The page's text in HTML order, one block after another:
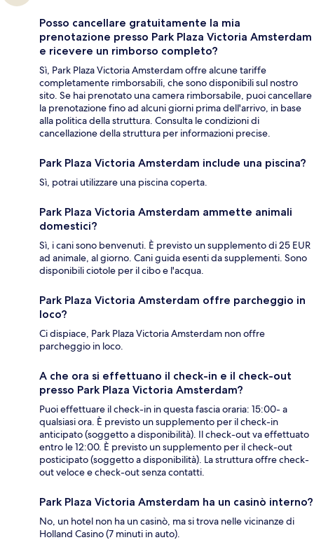
Posso cancellare gratuitamente la mia
prenotazione presso Park Plaza Victoria Amsterdam
e ricevere un rimborso completo?
Sì, Park Plaza Victoria Amsterdam offre alcune tariffe
completamente rimborsabili, che sono disponibili sul nostro
sito. Se hai prenotato una camera rimborsabile, puoi cancellare
la prenotazione fino ad alcuni giorni prima dell'arrivo, in base
alla politica della struttura. Consulta le condizioni di
cancellazione della struttura per informazioni precise.
Park Plaza Victoria Amsterdam include una piscina?
Sì, potrai utilizzare una piscina coperta.
Park Plaza Victoria Amsterdam ammette animali
domestici?
Sì, i cani sono benvenuti. È previsto un supplemento di 25 EUR
ad animale, al giorno. Cani guida esenti da supplementi. Sono
disponibili ciotole per il cibo e l'acqua.
Park Plaza Victoria Amsterdam offre parcheggio in
loco?
Ci dispiace, Park Plaza Victoria Amsterdam non offre
parcheggio in loco.
A che ora si effettuano il check-in e il check-out
presso Park Plaza Victoria Amsterdam?
Puoi effettuare il check-in in questa fascia oraria: 15:00- a
qualsiasi ora. È previsto un supplemento per il check-in
anticipato (soggetto a disponibilità). Il check-out va effettuato
entro le 12:00. È previsto un supplemento per il check-out
posticipato (soggetto a disponibilità). La struttura offre check-
out veloce e check-out senza contatti.
Park Plaza Victoria Amsterdam ha un casinò interno?
No, un hotel non ha un casinò, ma si trova nelle vicinanze di
Holland Casino (7 minuti in auto).